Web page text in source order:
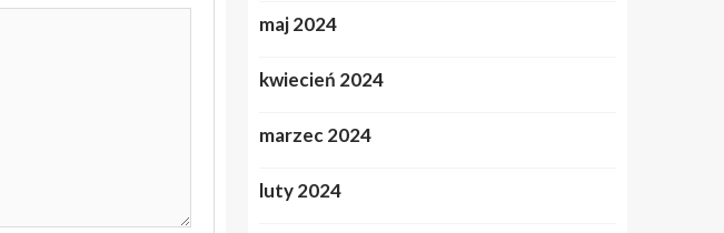
maj 2024
kwiecień 2024
marzec 2024
luty 2024